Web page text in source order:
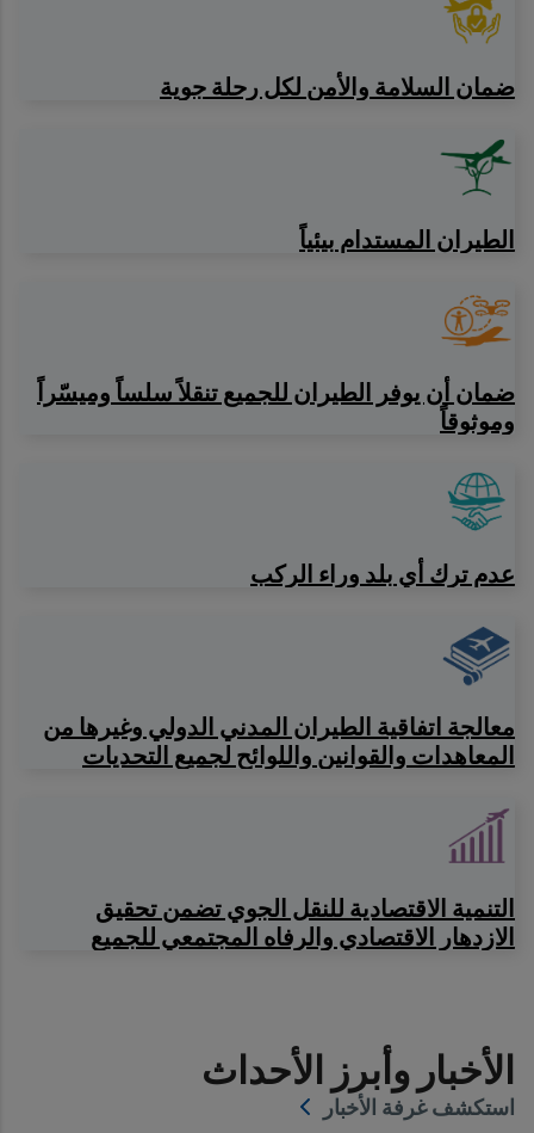
ضمان السلامة والأمن لكل رحلة جوية
الطيران المستدام بيئياً
ضمان أن يوفر الطيران للجميع تنقلاً سلساً وميسّراً
وموثوقاً
عدم ترك أي بلد وراء الركب
معالجة اتفاقية الطيران المدني الدولي وغيرها من
المعاهدات والقوانين واللوائح لجميع التحديات
التنمية الاقتصادية للنقل الجوي تضمن تحقيق
الازدهار الاقتصادي والرفاه المجتمعي للجميع
الأخبار وأبرز الأحداث
استكشف غرفة الأخبار